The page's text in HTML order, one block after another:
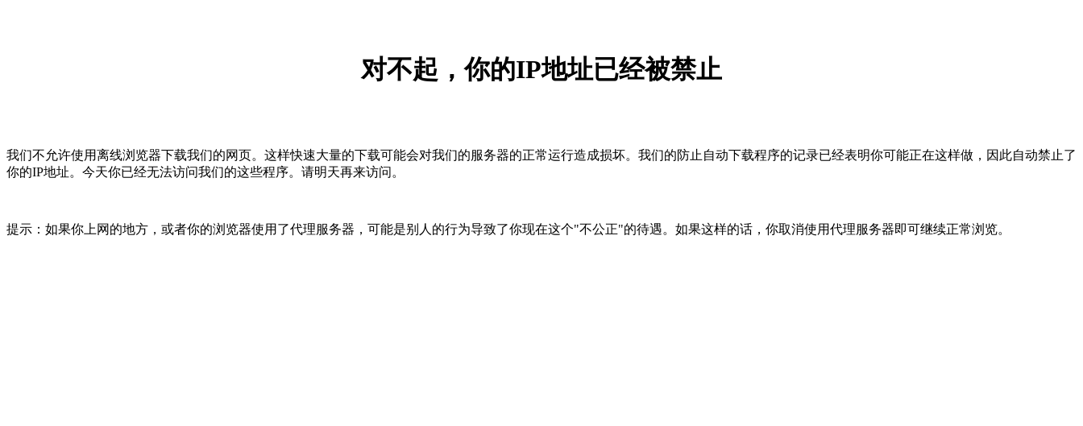
对不起，你的IP地址已经被禁止
我们不允许使用离线浏览器下载我们的网页。这样快速大量的下载可能会对我们的服务器的正常运行造成损坏。我们的防止自动下载程序的记录已经表明你可能正在这样做，因此自动禁止了
你的IP地址。今天你已经无法访问我们的这些程序。请明天再来访问。
提示：如果你上网的地方，或者你的浏览器使用了代理服务器，可能是别人的行为导致了你现在这个"不公正"的待遇。如果这样的话，你取消使用代理服务器即可继续正常浏览。